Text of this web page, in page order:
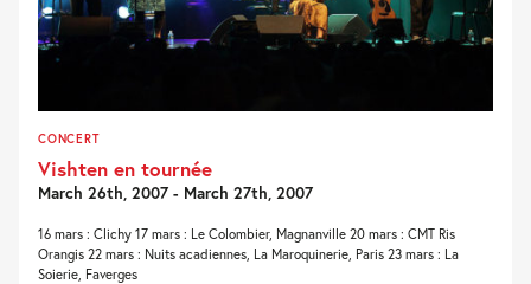
CONCERT
Vishten en tournée
March 26th, 2007 - March 27th, 2007
16 mars : Clichy 17 mars : Le Colombier, Magnanville 20 mars : CMT Ris
Orangis 22 mars : Nuits acadiennes, La Maroquinerie, Paris 23 mars : La
Soierie, Faverges